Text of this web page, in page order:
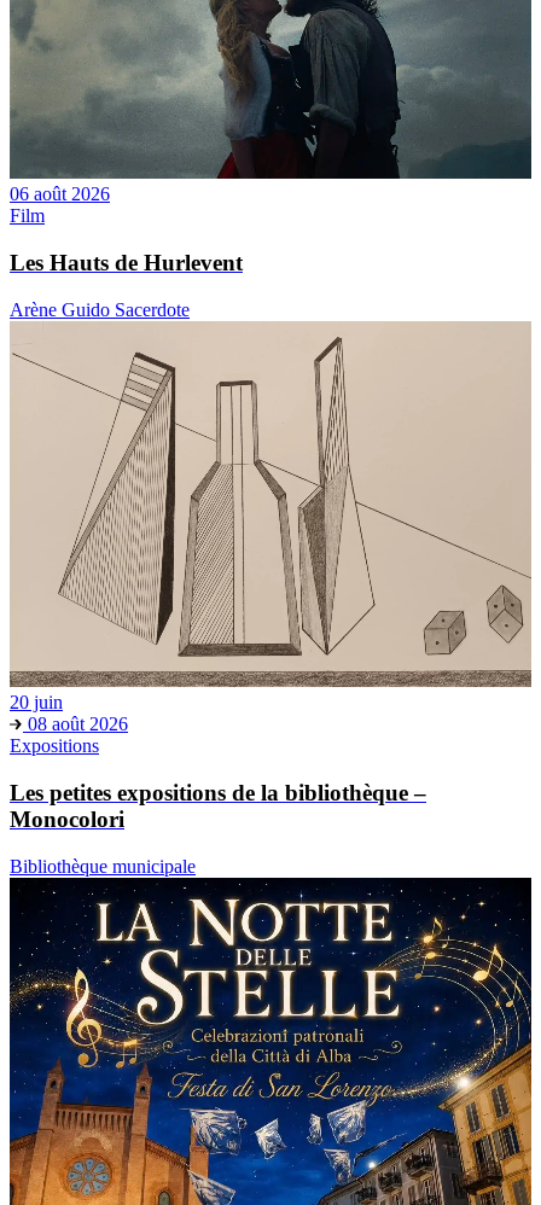
06 août 2026
Film
Les Hauts de Hurlevent
Arène Guido Sacerdote
20 juin
08 août 2026
Expositions
Les petites expositions de la bibliothèque –
Monocolori
Bibliothèque municipale